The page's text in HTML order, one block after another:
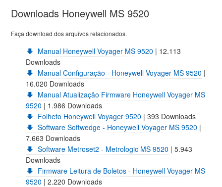
Downloads Honeywell MS 9520
Faça download dos arquivos relacionados.
Manual Honeywell Voyager MS 9520 | 12.113
Downloads
Manual Configuração - Honeywell Voyager MS 9520 |
16.020 Downloads
Manual Atualização Firmware Honeywell Voyager MS
9520 | 1.986 Downloads
Folheto Honeywell Voyager 9520 | 393 Downloads
Software Softwedge - Honeywell Voyager MS 9520 |
7.663 Downloads
Software Metroset2 - Metrologic MS 9520 | 5.943
Downloads
Firmware Leitura de Boletos - Honeywell Voyager MS
9520 | 2.220 Downloads